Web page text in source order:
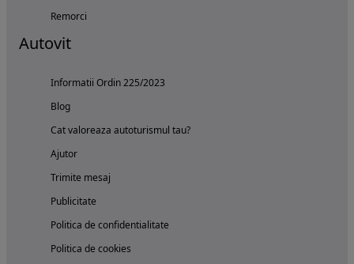
Remorci
Autovit
Informatii Ordin 225/2023
Blog
Cat valoreaza autoturismul tau?
Ajutor
Trimite mesaj
Publicitate
Politica de confidentialitate
Politica de cookies